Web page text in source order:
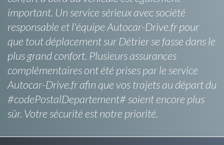
important. Un service sérieux avec société
responsable et l'équipe Autocar-Drive.fr pour
que tout déplacement sur Détrier se fasse dans le
plus grand confort. Plusieurs assurances
complémentaires ont été prises par le service
Autocar-Drive.fr afin que vos trajets au départ du
#codePostalDepartement# soient encore plus
sûr. Votre sécurité est notre priorité.